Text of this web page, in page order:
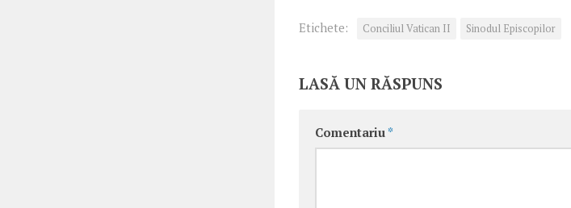
Etichete: Conciliul Vatican II Sinodul Episcopilor
LASĂ UN RĂSPUNS
Comentariu *